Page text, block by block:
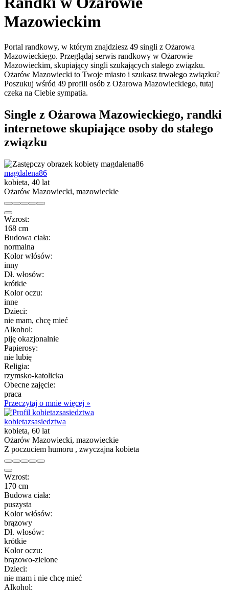
Mazowieckim
Portal randkowy, w którym znajdziesz 49 singli z Ożarowa
Mazowieckiego. Przeglądaj serwis randkowy w Ożarowie
Mazowieckim, skupiający singli szukających stałego związku.
Ożarów Mazowiecki to Twoje miasto i szukasz trwałego związku?
Poszukuj wśród 49 profili osób z Ożarowa Mazowieckiego, tutaj
czeka na Ciebie sympatia.
Single z Ożarowa Mazowieckiego, randki
internetowe skupiające osoby do stałego
związku
magdalena86
kobieta, 40 lat
Ożarów Mazowiecki, mazowieckie
Wzrost:
168 cm
Budowa ciała:
normalna
Kolor włósów:
inny
Dł. włosów:
krótkie
Kolor oczu:
inne
Dzieci:
nie mam, chcę mieć
Alkohol:
piję okazjonalnie
Papierosy:
nie lubię
Religia:
rzymsko-katolicka
Obecne zajęcie:
praca
Przeczytaj o mnie więcej »
kobietazsasiedztwa
kobieta, 60 lat
Ożarów Mazowiecki, mazowieckie
Z poczuciem humoru , zwyczajna kobieta
Wzrost:
170 cm
Budowa ciała:
puszysta
Kolor włósów:
brązowy
Dł. włosów:
krótkie
Kolor oczu:
brązowo-zielone
Dzieci:
nie mam i nie chcę mieć
Alkohol: